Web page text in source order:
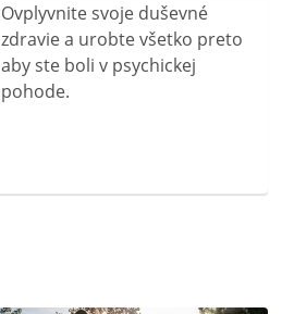
Ovplyvnite svoje duševné
zdravie a urobte všetko preto
aby ste boli v psychickej
pohode.